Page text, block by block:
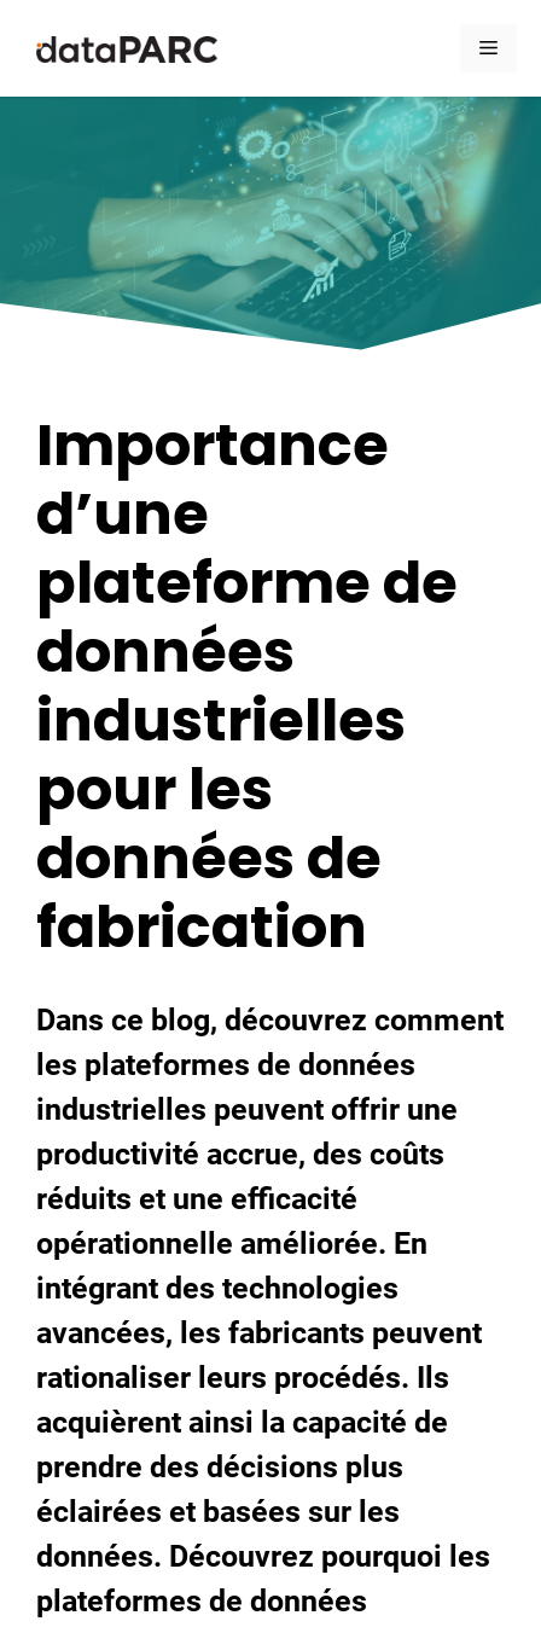
Importance
d’une
plateforme de
données
industrielles
pour les
données de
fabrication
Dans ce blog, découvrez comment
les plateformes de données
industrielles peuvent offrir une
productivité accrue, des coûts
réduits et une efficacité
opérationnelle améliorée. En
intégrant des technologies
avancées, les fabricants peuvent
rationaliser leurs procédés. Ils
acquièrent ainsi la capacité de
prendre des décisions plus
éclairées et basées sur les
données. Découvrez pourquoi les
plateformes de données